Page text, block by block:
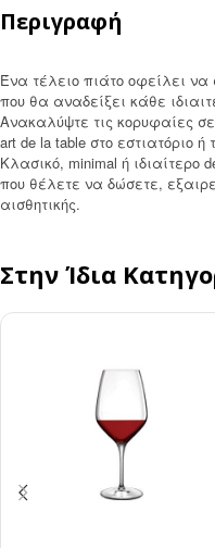
Περιγραφή
Ένα τέλειο πιάτο οφείλει να
που θα αναδείξει κάθε
Ανακαλύψτε τις κορυφαίες
art de la table στο εστιατόριο ή
Κλασικό, minimal ή
που θέλετε να δώσετε,
αισθητικής.
Στην Ίδια